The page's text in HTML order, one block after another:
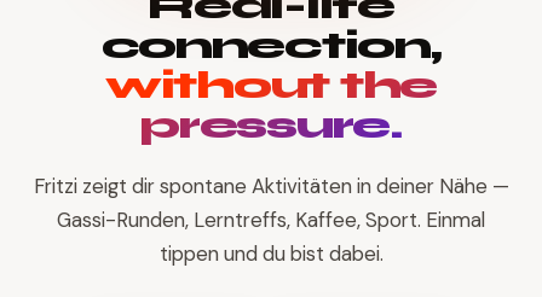
connection,
without the
pressure.
Fritzi zeigt dir spontane Aktivitäten in deiner Nähe —
Gassi-Runden, Lerntreffs, Kaffee, Sport. Einmal
tippen und du bist dabei.